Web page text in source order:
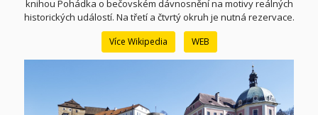
knihou Pohádka o bečovském dávnosnění na motivy reálných
historických událostí. Na třetí a čtvrtý okruh je nutná rezervace.
Více Wikipedia WEB